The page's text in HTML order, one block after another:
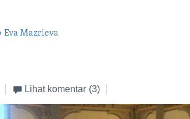
Eva Mazrieva
Lihat komentar (3)